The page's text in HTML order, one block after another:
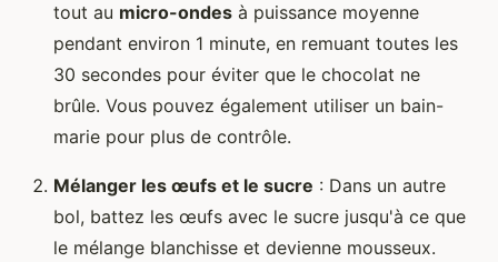
tout au micro-ondes à puissance moyenne
pendant environ 1 minute, en remuant toutes les
30 secondes pour éviter que le chocolat ne
brûle. Vous pouvez également utiliser un bain-
marie pour plus de contrôle.
Mélanger les œufs et le sucre : Dans un autre
bol, battez les œufs avec le sucre jusqu'à ce que
le mélange blanchisse et devienne mousseux.